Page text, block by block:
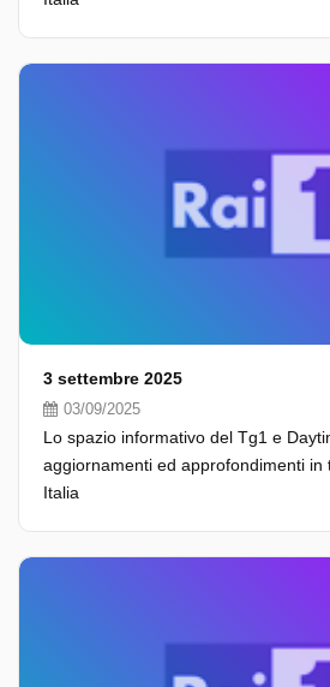
3 settembre 2025
03/09/2025
Lo spazio informativo del Tg1 e
aggiornamenti ed approfondimenti in
Italia